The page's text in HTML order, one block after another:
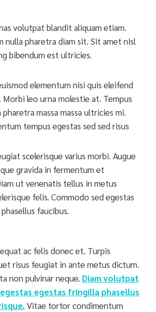
volutpat blandit aliquam etiam.
nulla pharetra diam sit. Sit amet nisl
bibendum est ultricies.
elementum nisi quis eleifend
Morbi leo urna molestie at. Tempus
massa massa ultricies mi.
tempus egestas sed sed risus
scelerisque varius morbi. Augue
gravida in fermentum et
ut venenatis tellus in metus
felis. Commodo sed egestas
faucibus.
ac felis donec et. Turpis
risus feugiat in ante metus dictum.
non pulvinar neque. Diam volutpat
egestas fringilla phasellus
Vitae tortor condimentum